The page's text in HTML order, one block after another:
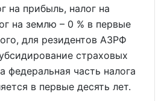
на прибыль, налог на
на землю – 0 % в первые
для резидентов АЗРФ
страховых
федеральная часть налога
в первые десять лет.